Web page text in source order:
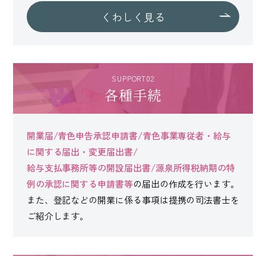
くわしく見る
SUPPORT02
各種手続
開業届/青色申告承認申請書/青色事業専従者・給与
に関する届出・変更届出書/
給与支払事務所等の開設届出書/源泉所得税納期の特
例の承認に関する申請書等の届出の作成を行います。
また、登記などの開業に係る事項は提携の司法書士を
ご紹介します。